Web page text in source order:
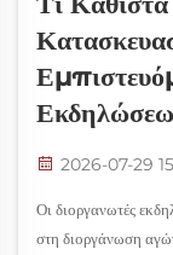
2026-07-29
Οι διοργανωτές
στη διοργάνωση